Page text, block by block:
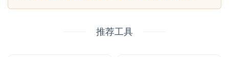
推荐工具